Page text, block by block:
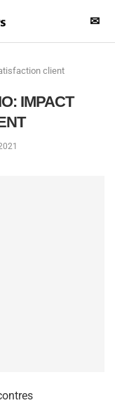
✉
client
IMPACT